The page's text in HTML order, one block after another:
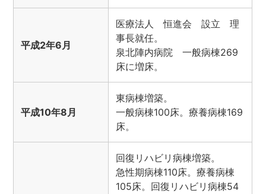
平成2年6月
医療法人 恒進会 設立 理
事長就任。
泉北陣内病院 一般病棟269
床に増床。
平成10年8月
東病棟増築。
一般病棟100床。療養病棟169
床。
回復リハビリ病棟増築。
急性期病棟110床。療養病棟
105床。回復リハビリ病棟54